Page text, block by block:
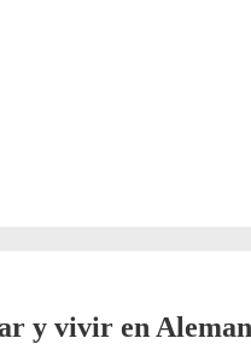
y vivir en